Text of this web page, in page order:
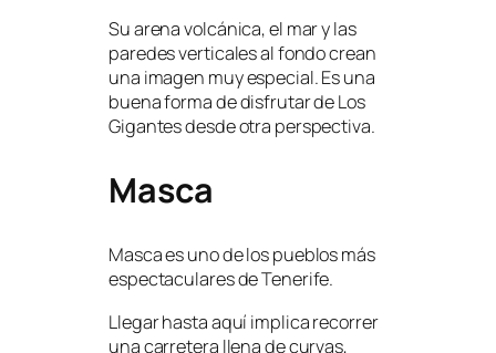
Su arena volcánica, el mar y las
paredes verticales al fondo crean
una imagen muy especial. Es una
buena forma de disfrutar de Los
Gigantes desde otra perspectiva.
Masca
Masca es uno de los pueblos más
espectaculares de Tenerife.
Llegar hasta aquí implica recorrer
una carretera llena de curvas,